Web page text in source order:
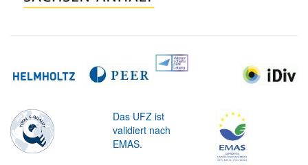
Das UFZ ist
validiert nach
EMAS.